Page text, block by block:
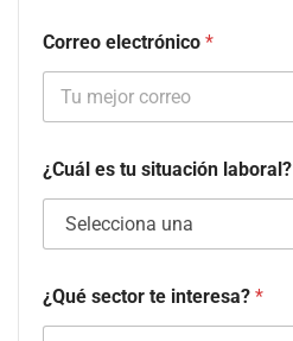
Correo electrónico *
¿Cuál es tu situación laboral?
¿Qué sector te interesa? *